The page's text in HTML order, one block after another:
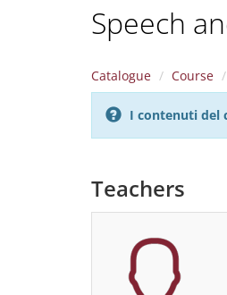
Speech
Catalogue Course
I contenuti del
Teachers